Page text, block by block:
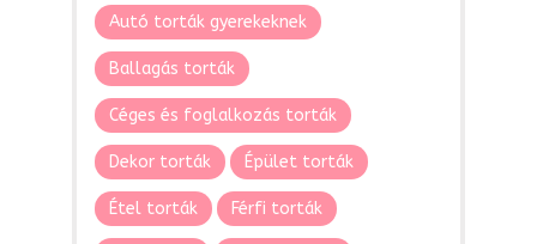
Autó torták gyerekeknek
Ballagás torták
Céges és foglalkozás torták
Dekor torták Épület torták
Étel torták Férfi torták